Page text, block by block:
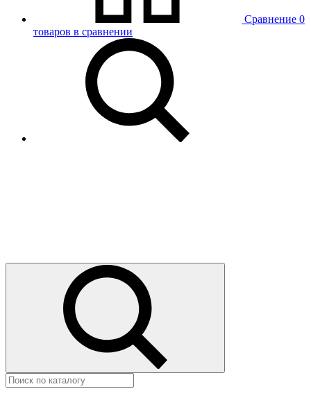
Сравнение 0
товаров в сравнении